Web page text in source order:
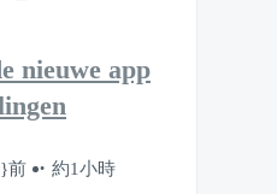
nieuwe app
前 約1小時